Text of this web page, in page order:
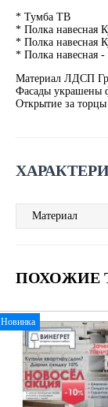
* Тумба ТВ
* Полка навесная
* Полка навесная
* Полка навесная
Материал ЛДСП
Фасады украшены
Открытие за торцы
Материал
ПОХОЖИЕ
Новинка